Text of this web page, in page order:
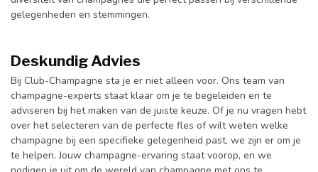
gelegenheden en stemmingen.
Deskundig Advies
Bij Club-Champagne sta je er niet alleen voor. Ons team van
champagne-experts staat klaar om je te begeleiden en te
adviseren bij het maken van de juiste keuze. Of je nu vragen hebt
over het selecteren van de perfecte fles of wilt weten welke
champagne bij een specifieke gelegenheid past, we zijn er om je
te helpen. Jouw champagne-ervaring staat voorop, en we